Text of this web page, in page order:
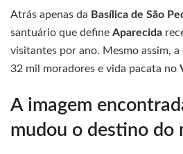
Atrás apenas da Basílica de São
santuário que define Aparecida
visitantes por ano. Mesmo assim,
32 mil moradores e vida pacata no
A imagem
mudou o destino do